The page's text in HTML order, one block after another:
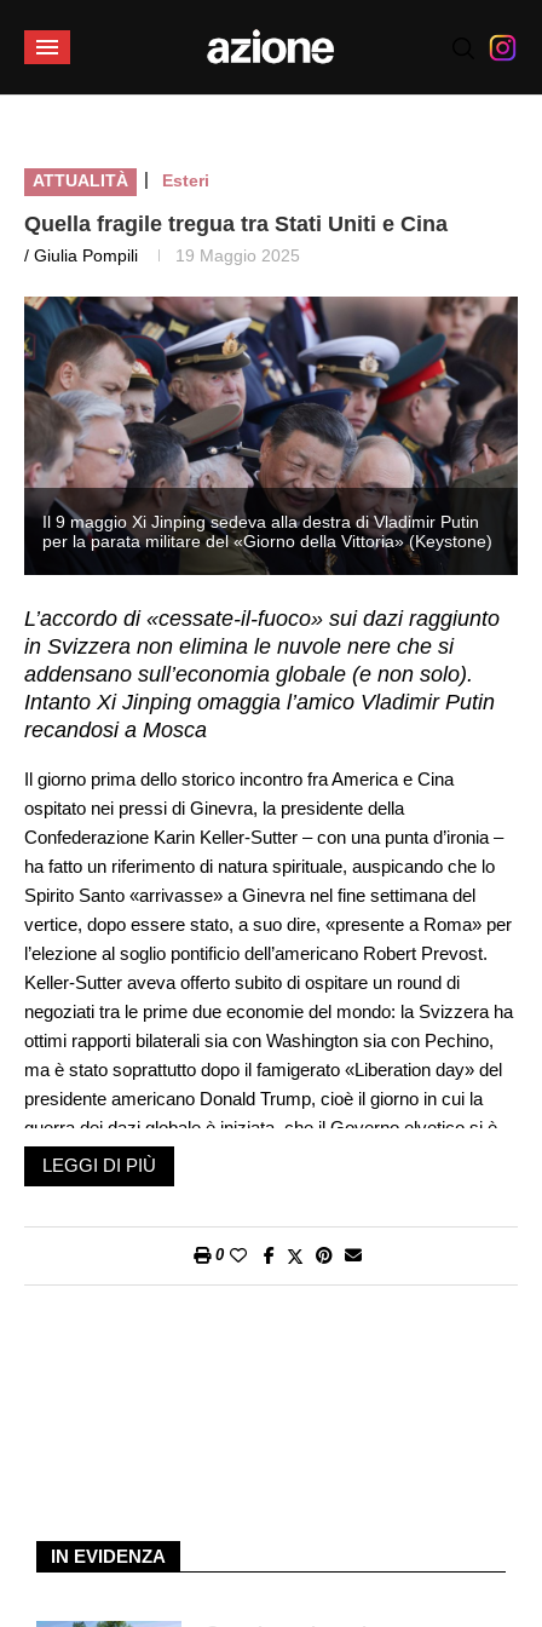
ATTUALITÀ | Esteri
Quella fragile tregua tra Stati Uniti e Cina
/ Giulia Pompili 19 Maggio 2025
Il 9 maggio Xi Jinping sedeva alla destra di Vladimir Putin
per la parata militare del «Giorno della Vittoria» (Keystone)
L’accordo di «cessate-il-fuoco» sui dazi raggiunto
in Svizzera non elimina le nuvole nere che si
addensano sull’economia globale (e non solo).
Intanto Xi Jinping omaggia l’amico Vladimir Putin
recandosi a Mosca
Il giorno prima dello storico incontro fra America e Cina
ospitato nei pressi di Ginevra, la presidente della
Confederazione Karin Keller-Sutter – con una punta d’ironia –
ha fatto un riferimento di natura spirituale, auspicando che lo
Spirito Santo «arrivasse» a Ginevra nel fine settimana del
vertice, dopo essere stato, a suo dire, «presente a Roma» per
l’elezione al soglio pontificio dell’americano Robert Prevost.
Keller-Sutter aveva offerto subito di ospitare un round di
negoziati tra le prime due economie del mondo: la Svizzera ha
ottimi rapporti bilaterali sia con Washington sia con Pechino,
ma è stato soprattutto dopo il famigerato «Liberation day» del
presidente americano Donald Trump, cioè il giorno in cui la
guerra dei dazi globale è iniziata, che il Governo elvetico si è
fatto promotore di un negoziato per allentare le pressioni sui
mercati globali. Alla fine il vicepremier cinese per l’economia,
il rappresentante per il Commercio, Jamieson Greer, si sono
rischiando di diventare troppo grande e articolata (anche se
LEGGI DI PIÙ
0
IN EVIDENZA